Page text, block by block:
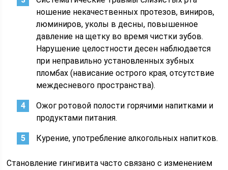
ношение некачественных протезов, виниров,
люминиров, уколы в десны, повышенное
давление на щетку во время чистки зубов.
Нарушение целостности десен наблюдается
при неправильно установленных зубных
пломбах (нависание острого края, отсутствие
междесневого пространства).
Ожог ротовой полости горячими напитками и
продуктами питания.
Курение, употребление алкогольных напитков.
Становление гингивита часто связано с изменением